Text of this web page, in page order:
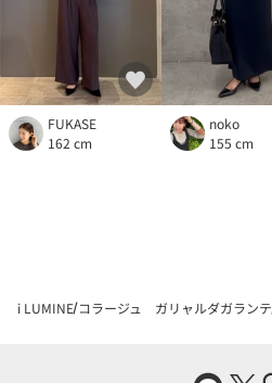
FUKASE
162 cm
noko
155 cm
i LUMINE コラージュ ガリャルダガランテ